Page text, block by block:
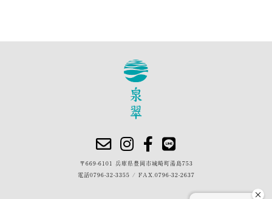
〒669-6101 兵庫県豊岡市城崎町湯島753
電話0796-32-3355 / FAX.0796-32-2637